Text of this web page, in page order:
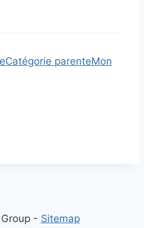
Catégorie parenteMon
- Sitemap